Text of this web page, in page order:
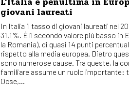
giovani laureati
In Italia il tasso di giovani laureati nel
31,1%. È il secondo valore più basso in
la Romania), di quasi 14 punti
rispetto alla media europea. Dietro
sono numerose cause. Tra queste, la
familiare assume un ruolo importante:
Ocse,…